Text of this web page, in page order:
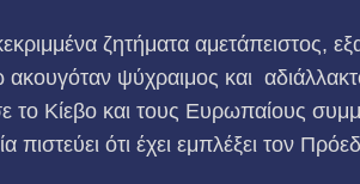
ζητήματα αμετάπειστος,
ακουγόταν ψύχραιμος και
το Κίεβο και τους Ευρωπαίους
πιστεύει ότι έχει εμπλέξει τον